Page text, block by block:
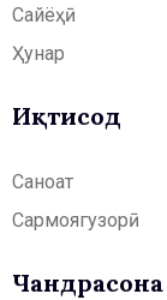
Сайёҳӣ
Ҳунар
Иқтисод
Саноат
Сармоягузорӣ
Чандрасонаӣ